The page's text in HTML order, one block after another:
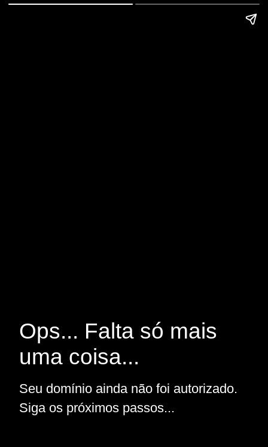
Ops... Falta só mais
uma coisa...
Seu domínio ainda não foi autorizado.
Siga os próximos passos...